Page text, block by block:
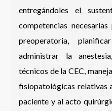
entregándoles el
competencias
preoperatoria,
administrar la
técnicos de la CEC,
fisiopatológicas relativas
paciente y al acto
Apellido *
Email *